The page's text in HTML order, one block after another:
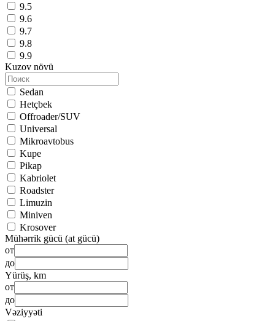
9.5
9.6
9.7
9.8
9.9
Kuzov növü
Sedan
Hetçbek
Offroader/SUV
Universal
Mikroavtobus
Kupe
Pikap
Kabriolet
Roadster
Limuzin
Miniven
Krosover
Mühərrik gücü (at gücü)
от
до
Yürüş, km
от
до
Vəziyyəti